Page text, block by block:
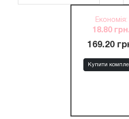
Економія:
18.80 грн.
169.20
Купити